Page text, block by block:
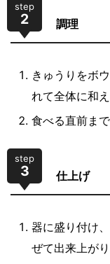
step
2 調理
きゅうりをボ
れて全体に和え
食べる直前ま
step
3 仕上げ
器に盛り付け
ぜて出来上がり